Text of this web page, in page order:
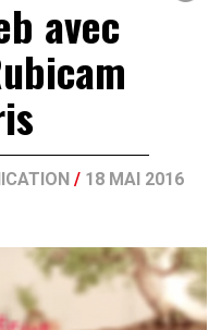
avec
/ 18 MAI 2016